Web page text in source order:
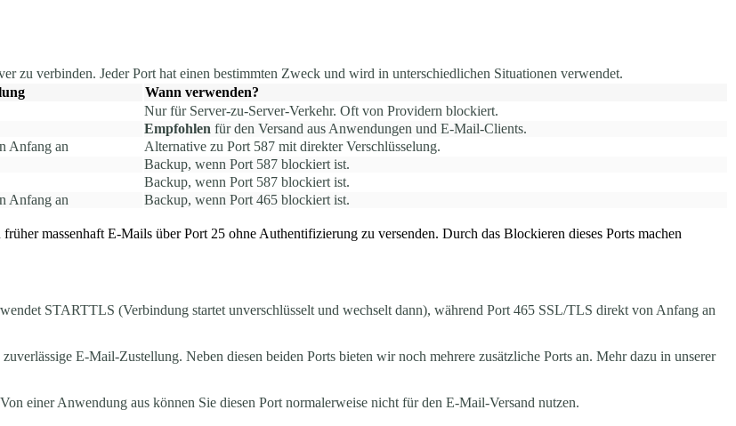
zu verbinden. Jeder Port hat einen bestimmten Zweck und wird in unterschiedlichen Situationen verwendet.
Wann verwenden?
Nur für Server-zu-Server-Verkehr. Oft von Providern blockiert.
Empfohlen für den Versand aus Anwendungen und E-Mail-Clients.
Anfang an
Alternative zu Port 587 mit direkter Verschlüsselung.
Backup, wenn Port 587 blockiert ist.
Backup, wenn Port 587 blockiert ist.
Anfang an
Backup, wenn Port 465 blockiert ist.
massenhaft E-Mails über Port 25 ohne Authentifizierung zu versenden. Durch das Blockieren dieses Ports machen
STARTTLS (Verbindung startet unverschlüsselt und wechselt dann), während Port 465 SSL/TLS direkt von Anfang an
E-Mail-Zustellung. Neben diesen beiden Ports bieten wir noch mehrere zusätzliche Ports an. Mehr dazu in unserer
einer Anwendung aus können Sie diesen Port normalerweise nicht für den E-Mail-Versand nutzen.